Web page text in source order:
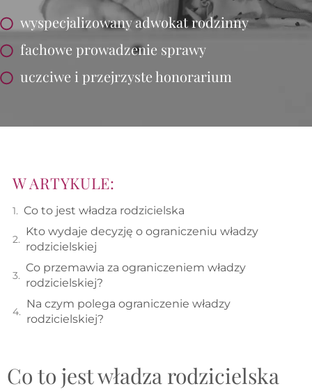
wyspecjalizowany adwokat rodzinny
fachowe prowadzenie sprawy
uczciwe i przejrzyste honorarium​
W ARTYKULE:
Co to jest władza rodzicielska
Kto wydaje decyzję o ograniczeniu władzy
rodzicielskiej
Co przemawia za ograniczeniem władzy
rodzicielskiej?
Na czym polega ograniczenie władzy
rodzicielskiej?
Co to jest władza rodzicielska